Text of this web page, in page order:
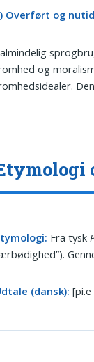
Overført og
og
Fra tysk
(dansk):